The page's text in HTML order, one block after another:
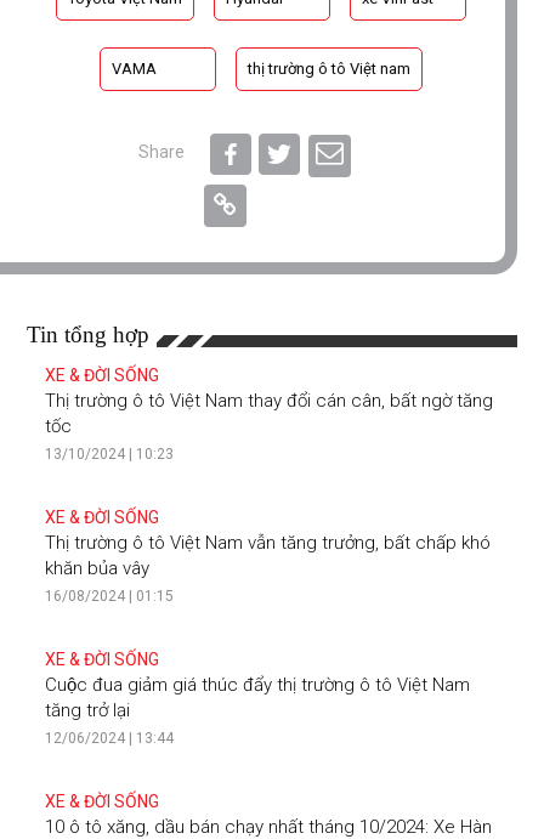
VAMA thị trường ô tô Việt nam
Share
Tin tổng hợp
XE & ĐỜI SỐNG
Thị trường ô tô Việt Nam thay đổi cán cân, bất ngờ tăng
tốc
13/10/2024 | 10:23
XE & ĐỜI SỐNG
Thị trường ô tô Việt Nam vẫn tăng trưởng, bất chấp khó
khăn bủa vây
16/08/2024 | 01:15
XE & ĐỜI SỐNG
Cuộc đua giảm giá thúc đẩy thị trường ô tô Việt Nam
tăng trở lại
12/06/2024 | 13:44
XE & ĐỜI SỐNG
10 ô tô xăng, dầu bán chạy nhất tháng 10/2024: Xe Hàn